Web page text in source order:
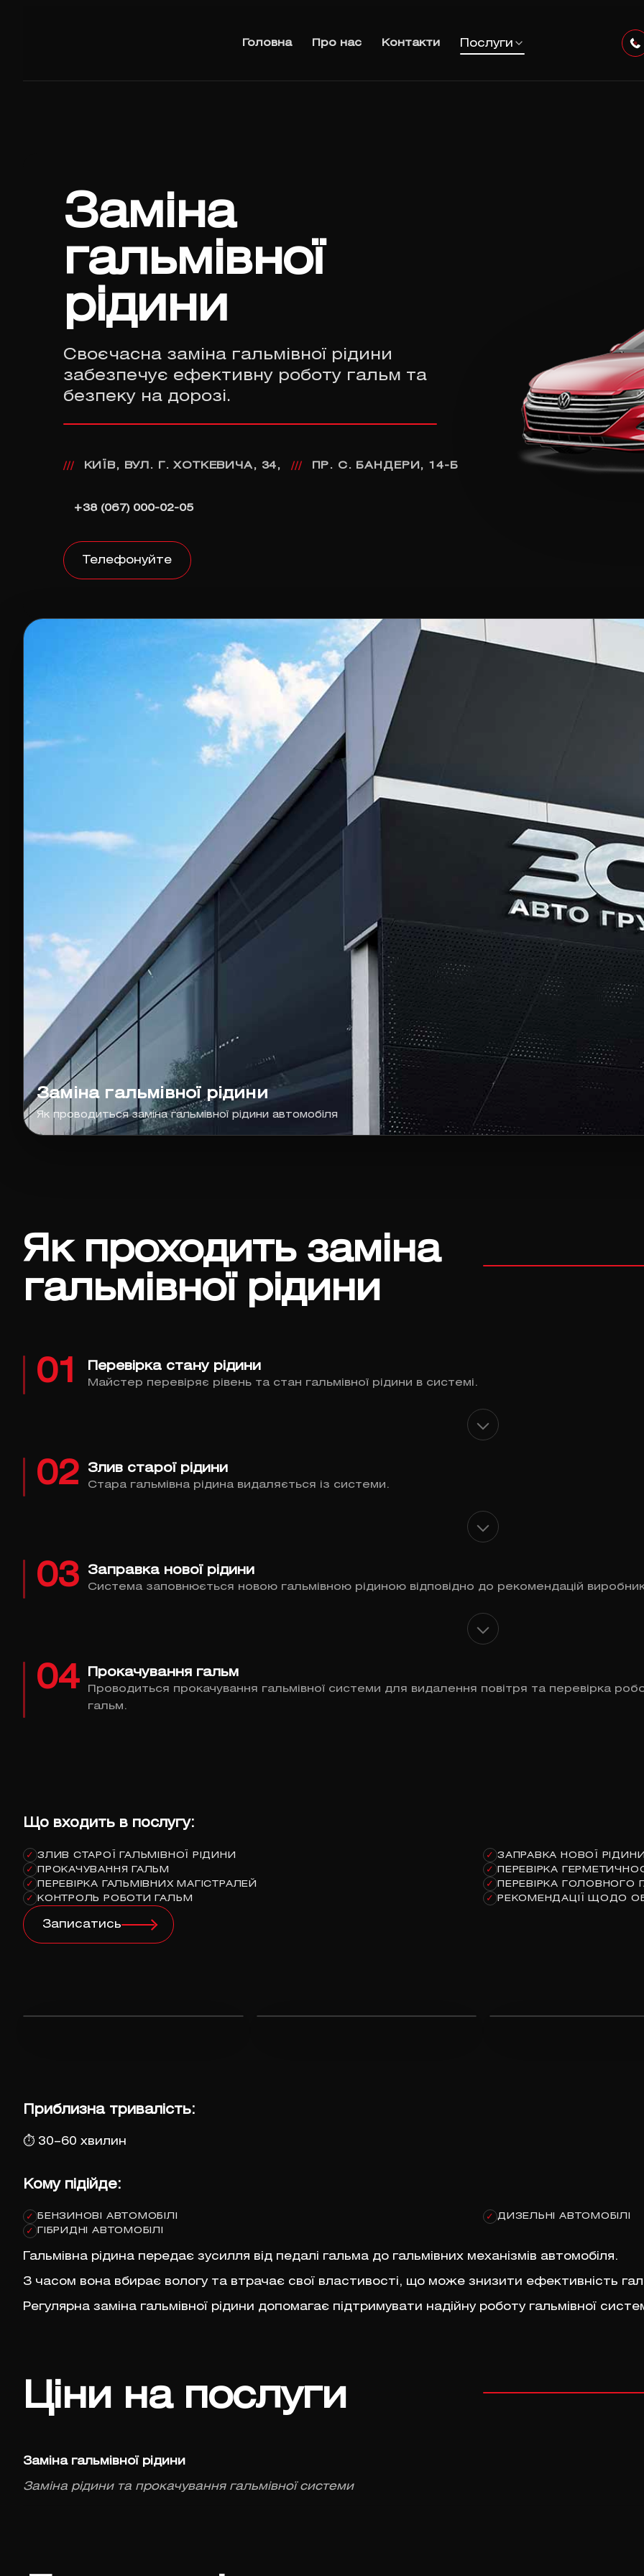
Головна Про нас Контакти Послуги
Заміна
гальмівної
рідини
Своєчасна заміна гальмівної рідини
забезпечує ефективну роботу гальм та
безпеку на дорозі.
/// КИЇВ, ВУЛ. Г. ХОТКЕВИЧА, 34, /// ПР. С. БАНДЕРИ, 14-Б
+38 (067) 000-02-05
Телефонуйте
Заміна гальмівної рідини
Як проводиться заміна гальмівної рідини автомобіля
Як проходить заміна
гальмівної рідини
01 Перевірка стану рідини
Майстер перевіряє рівень та стан гальмівної рідини в системі.
02 Злив старої рідини
Стара гальмівна рідина видаляється із системи.
03 Заправка нової рідини
Система заповнюється новою гальмівною рідиною відповідно до рекомендацій
04 Прокачування гальм
Проводиться прокачування гальмівної системи для видалення повітря та перевірка
гальм.
Що входить в послугу:
✓ ЗЛИВ СТАРОЇ ГАЛЬМІВНОЇ РІДИНИ ✓
ЗАПРАВКА НОВОЇ
✓
ПРОКАЧУВАННЯ ГАЛЬМ ✓
ПЕРЕВІРКА
✓
ПЕРЕВІРКА ГАЛЬМІВНИХ МАГІСТРАЛЕЙ ✓
ПЕРЕВІРКА ГОЛОВНОГО
✓
КОНТРОЛЬ РОБОТИ ГАЛЬМ ✓ РЕКОМЕНДАЦІЇ ЩОДО
Записатись
Приблизна тривалість:
⏱ 30–60 хвилин
Кому підійде:
✓ БЕНЗИНОВІ АВТОМОБІЛІ ✓
ДИЗЕЛЬНІ АВТОМОБІЛІ
✓
ГІБРИДНІ АВТОМОБІЛІ
Гальмівна рідина передає зусилля від педалі гальма до гальмівних механізмів автомобіля.
З часом вона вбирає вологу та втрачає свої властивості, що може знизити ефективність
Регулярна заміна гальмівної рідини допомагає підтримувати надійну роботу гальмівної
Ціни на послуги
Заміна гальмівної рідини
Заміна рідини та прокачування гальмівної системи